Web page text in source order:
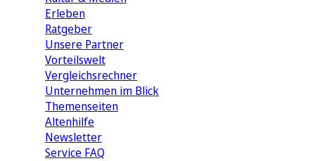
Erleben
Ratgeber
Unsere Partner
Vorteilswelt
Vergleichsrechner
Unternehmen im Blick
Themenseiten
Altenhilfe
Newsletter
Service FAQ